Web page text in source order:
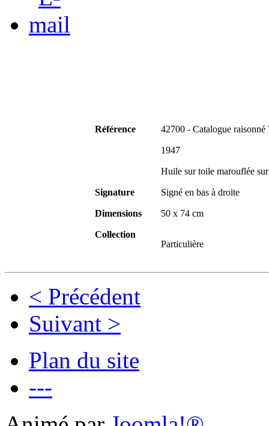
Référence 42700 - Catalogue raisonné
1947
Huile sur toile marouflée
Signature Signé en bas à droite
Dimensions 50 x 74 cm
Collection
Particulière
< Précédent
Suivant >
Plan du site
---